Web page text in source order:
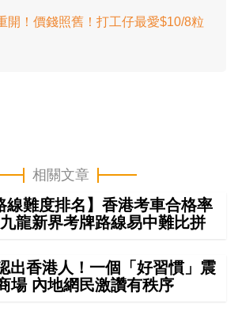
開！價錢照舊！打工仔最愛$10/8粒
相關文章
線難度排名】香港考車合格率
龍新界考牌路線易中難比拼
出香港人！一個「好習慣」震
場 內地網民激讚有秩序